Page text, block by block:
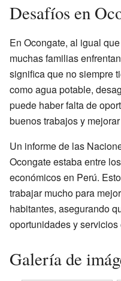
Desafíos en
En Ocongate, al igual
muchas familias
significa que no siempre
como agua potable,
puede haber falta de
buenos trabajos y
Un informe de las
Ocongate estaba entre
económicos en Perú.
trabajar mucho para
habitantes, asegurando
oportunidades y
Galería de